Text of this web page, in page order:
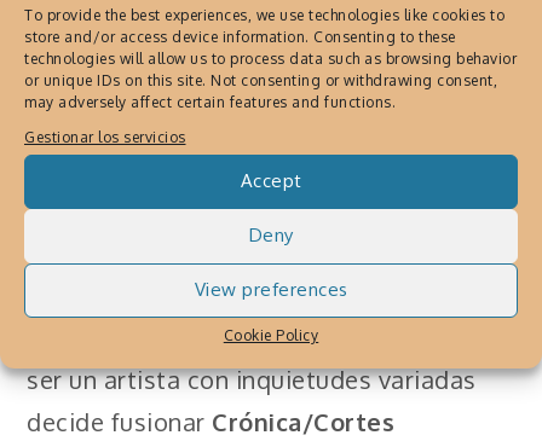
To provide the best experiences, we use technologies like cookies to
store and/or access device information. Consenting to these
technologies will allow us to process data such as browsing behavior
or unique IDs on this site. Not consenting or withdrawing consent,
may adversely affect certain features and functions.
Gestionar los servicios
Accept
Deny
View preferences
Cookie Policy
a dia de nuestra ciudad caribeña.
Su autor el artistaJavier Martínez ha
realizado proyectos desde las década
de 1990 bajo su sello
Editores Cortes
Precisos. Al inicio del año 2002 la
intención de su autor era que fuera
representativa del proyecto
, y lo fue por un tiempo pero al
ser un artista con inquietudes variadas
decide fusionar Crónica/Cortes